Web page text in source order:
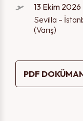
13 Ekim 2026
Sevilla –
(Varış)
PDF